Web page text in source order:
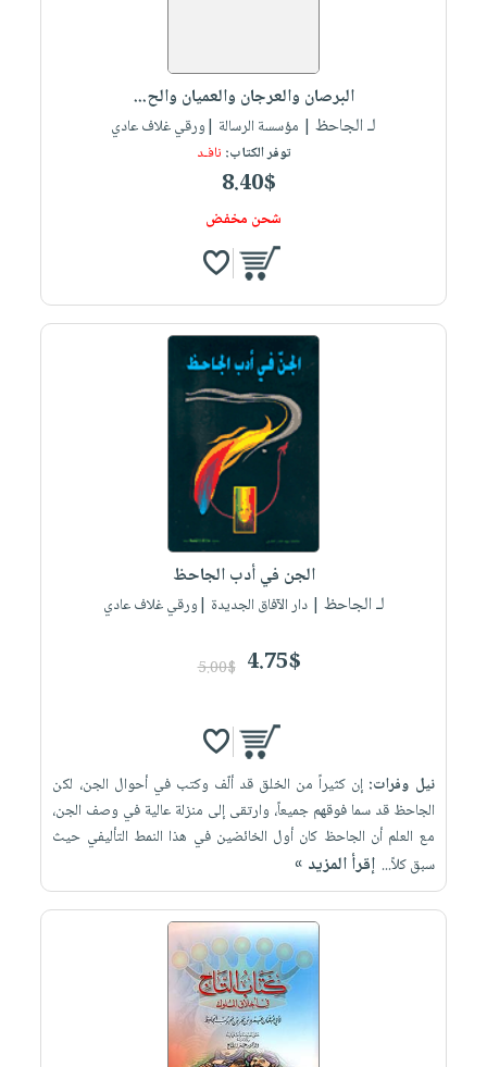
البرصان والعرجان والعميان والح...
لـ الجاحظ | مؤسسة الرسالة |ورقي غلاف عادي
توفر الكتاب: نافـد
8.40$
شحن مخفض
الجن في أدب الجاحظ
لـ الجاحظ | دار الآفاق الجديدة |ورقي غلاف عادي
4.75$
5.00$
نيل وفرات: إن كثيراً من الخلق قد ألّف وكتب في أحوال الجن، لكن
الجاحظ قد سما فوقهم جميعاً، وارتقى إلى منزلة عالية في وصف الجن،
مع العلم أن الجاحظ كان أول الخائضين في هذا النمط التأليفي حيث
سبق كلاً... إقرأ المزيد »